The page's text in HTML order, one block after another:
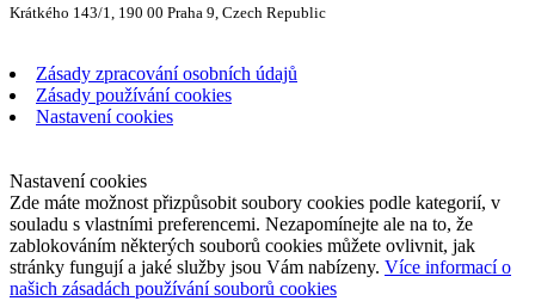
Krátkého 143/1, 190 00 Praha 9, Czech Republic
Zásady zpracování osobních údajů
Zásady používání cookies
Nastavení cookies
Nastavení cookies
Zde máte možnost přizpůsobit soubory cookies podle kategorií, v
souladu s vlastními preferencemi. Nezapomínejte ale na to, že
zablokováním některých souborů cookies můžete ovlivnit, jak
stránky fungují a jaké služby jsou Vám nabízeny. Více informací o
našich zásadách používání souborů cookies